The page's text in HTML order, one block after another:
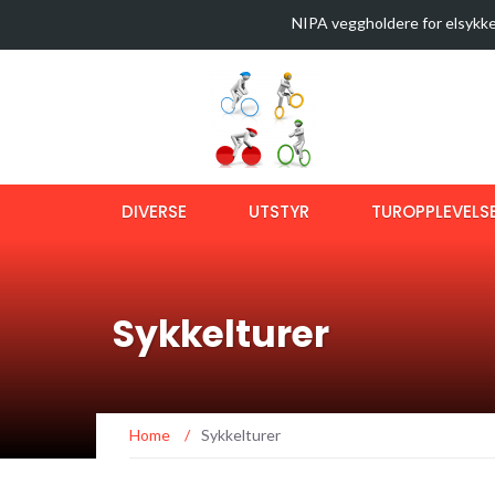
Latest News
NIPA veggholdere for
Sykkeltur i Østmarka (video)
Ny bok om langtursykling
OptiShokz Revvez solbriller
DIVERSE UTSTYR
Sykkelturer
Home / Sykkelturer